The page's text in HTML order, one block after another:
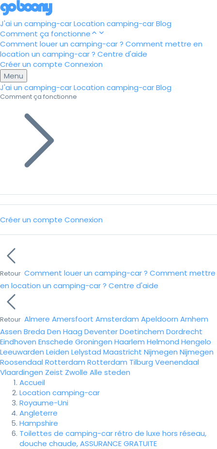
J'ai un camping-carLocation camping-carBlog
Comment ça fonctionne
Comment louer un camping-car ? Comment mettre en
location un camping-car ? Centre d'aide
Créer un compte Connexion
Menu
J'ai un camping-carLocation camping-carBlog
Comment ça fonctionne
Créer un compte Connexion
Retour Comment louer un camping-car ? Comment mettre
en location un camping-car ? Centre d'aide
Retour Almere Amersfoort Amsterdam Apeldoorn Arnhem
Assen Breda Den Haag DeventerDoetinchem Dordrecht
Eindhoven Enschede Groningen Haarlem Helmond Hengelo
Leeuwarden Leiden Lelystad Maastricht Nijmegen Nijmegen
Roosendaal Rotterdam Rotterdam Tilburg Veenendaal
Vlaardingen Zeist Zwolle Alle steden
Accueil
Location camping-car
Royaume-Uni
Angleterre
Hampshire
Toilettes de camping-car rétro de luxe hors réseau,
douche chaude, ASSURANCE GRATUITE